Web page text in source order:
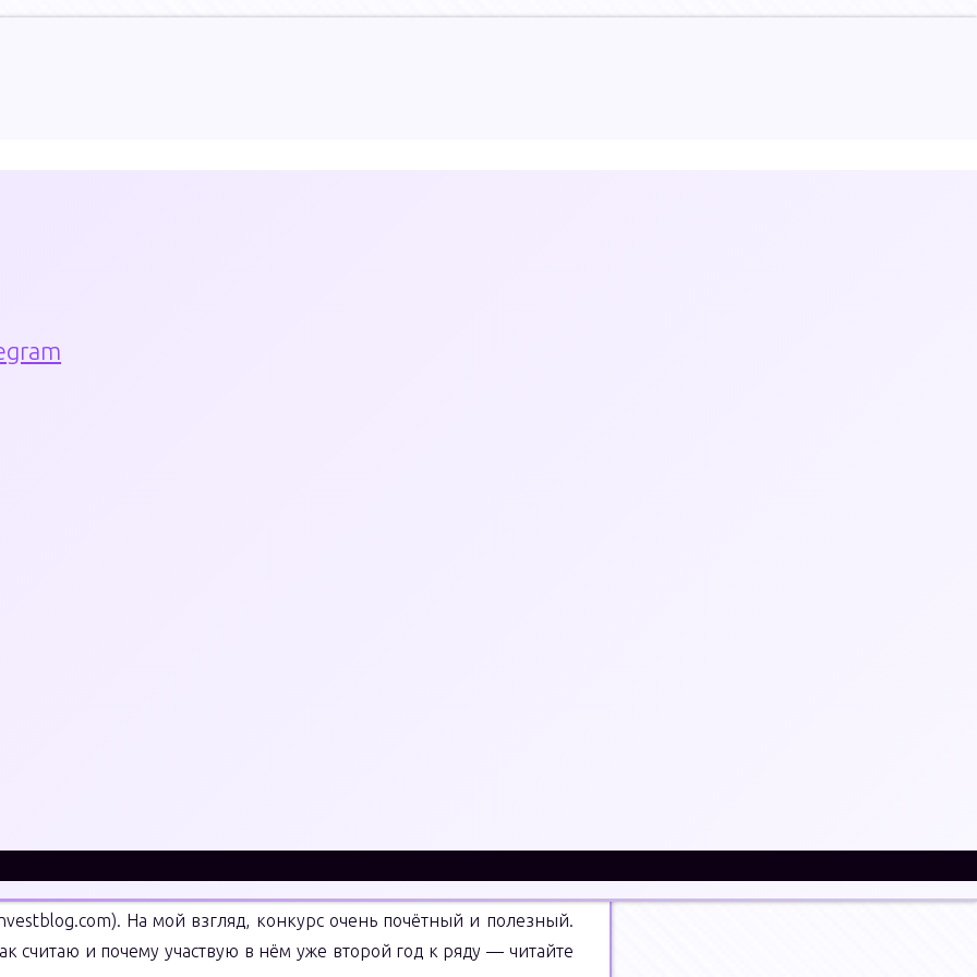
На мой взгляд, конкурс очень почётный и полезный.
считаю и почему участвую в нём уже второй год к ряду — читайте